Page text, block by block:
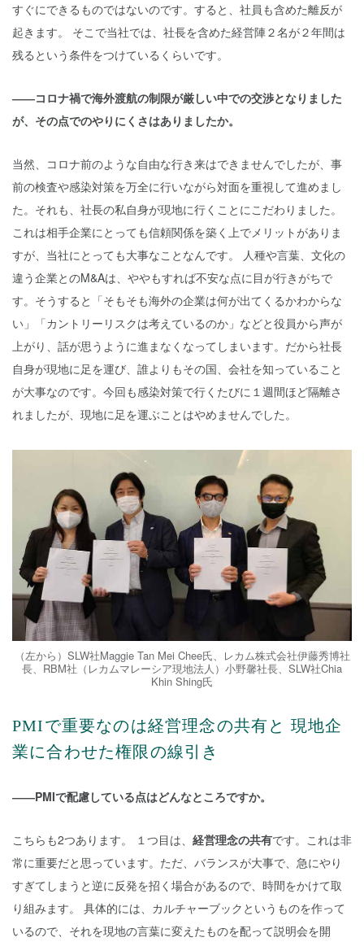
すぐにできるものではないのです。すると、社員も含めた離反が
起きます。 そこで当社では、社長を含めた経営陣２名が２年間は
残るという条件をつけているくらいです。
――コロナ禍で海外渡航の制限が厳しい中での交渉となりました
が、その点でのやりにくさはありましたか。
当然、コロナ前のような自由な行き来はできませんでしたが、事
前の検査や感染対策を万全に行いながら対面を重視して進めまし
た。それも、社長の私自身が現地に行くことにこだわりました。
これは相手企業にとっても信頼関係を築く上でメリットがありま
すが、当社にとっても大事なことなんです。 人種や言葉、文化の
違う企業とのM&Aは、ややもすれば不安な点に目が行きがちで
す。そうすると「そもそも海外の企業は何が出てくるかわからな
い」「カントリーリスクは考えているのか」などと役員から声が
上がり、話が思うように進まなくなってしまいます。だから社長
自身が現地に足を運び、誰よりもその国、会社を知っていること
が大事なのです。今回も感染対策で行くたびに１週間ほど隔離さ
れましたが、現地に足を運ぶことはやめませんでした。
（左から）SLW社Maggie Tan Mei Chee氏、レカム株式会社伊藤秀博社
長、RBM社（レカムマレーシア現地法人）小野馨社長、SLW社Chia
Khin Shing氏
PMIで重要なのは経営理念の共有と 現地企
業に合わせた権限の線引き
――PMIで配慮している点はどんなところですか。
こちらも2つあります。 １つ目は、 経営理念の共有です。これは非
常に重要だと思っています。ただ、バランスが大事で、急にやり
すぎてしまうと逆に反発を招く場合があるので、時間をかけて取
り組みます。 具体的には、カルチャーブックというものを作って
いるので、それを現地の言葉に変えたものを配って説明会を開